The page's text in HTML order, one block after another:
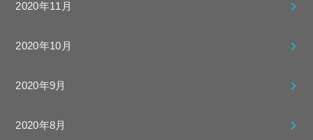
2020年11月
2020年10月
2020年9月
2020年8月